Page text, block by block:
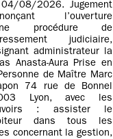
08/2026. Jugement
l’ouverture
procédure de
judiciaire,
administrateur la
Anasta-Aura Prise en
de Maître Marc
74 rue de Bonnel
Lyon, avec les
: assister le
dans tous les
concernant la gestion,